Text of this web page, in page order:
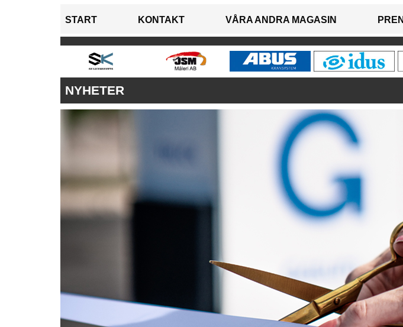
START KONTAKT VÅRA ANDRA MAGASIN
NYHETER